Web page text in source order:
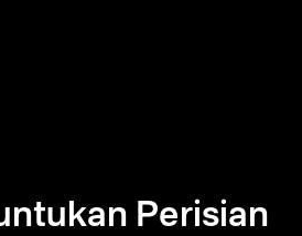
Perisian